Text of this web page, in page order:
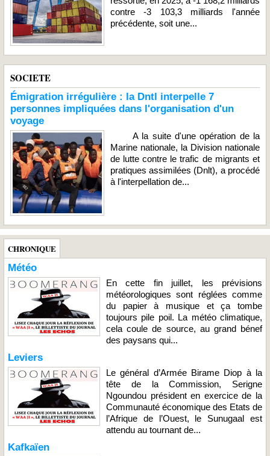
contre -3 103,3 milliards l'année
précédente, soit une...
SOCIETE
Émigration irrégulière : la Dntl interpelle 7
personnes impliquées dans l'organisation d'un
voyage
A la suite d'une opération de la
Marine nationale, la Division nationale
de lutte contre le trafic de migrants et
pratiques assimilées (Dnlt), a procédé
à l'interpellation de...
CHRONIQUE
Météo
En cette fin juillet, les prévisions
météorologiques sont réglées comme
du papier à musique et ça tombe
toujours pile poil. La météo climatique,
cela coule de source, au grand bénef
des paysans qui...
Leviers
Le général d’Armée Birame Diop à la
tête de la Commission, Serigne
Ngoundou président en exercice de la
Communauté économique des Etats de
l’Afrique de l’Ouest, le Sunugaal est
attendu au tournant de...
Kafkaïen